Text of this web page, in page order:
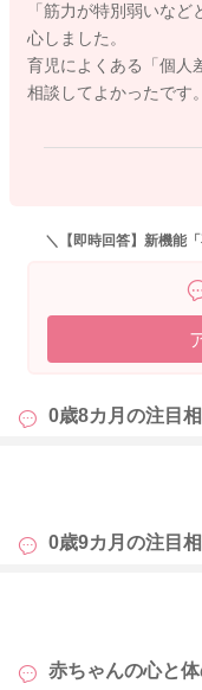
「筋力が特別弱いな
心しました。
育児によくある「個人
相談してよかったです
＼【即時回答】新機能
0歳8カ月の注目
0歳9カ月の注目
赤ちゃんの心と